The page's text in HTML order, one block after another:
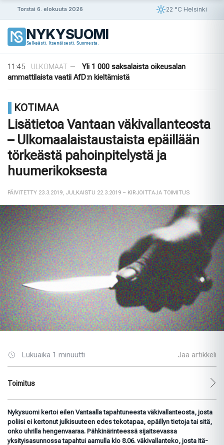
Torstai 6. elokuuta 2026 22 °C Helsinki
NYKYSUOMI
Selkeästi. Itsenäisesti. Suomesta.
rahapelaamisesta
13:30
ULKOMAAT —
Neljää 15-vuotiasta vastaan nostettu
syytteet SiS-laitoksen mellakan jäl ...
11:45
ULKOMAAT —
Yli 1 000 saksalaista oikeusalan
ammattilaista vaatii AfD:n kieltämistä
09:56
Ensimmäinen tiikeri vapautettu
09:30
ULKOMAAT
sato
08:18
ULKOMAAT —
Islanti varoittaa nuorten lisääntyneestä
rahapelaamisesta
13:30
ULKOMAAT —
Neljää 15-vuotiasta vastaan nostettu
syytteet SiS-laitoksen mellakan jäl ...
KOTIMAA
Lisätietoa Vantaan väkivallanteosta
– Ulkomaalaistaustaista epäillään
törkeästä pahoinpitelystä ja
huumerikoksesta
PÄIVITETTY 23.3.2019 JULKAISTU 22.3.2019 – KIRJOITTAJA TOIMITUS
Lukuaika 1 minuutti Jaa artikkeli
Toimitus
Nykysuomi kertoi eilen Vantaalla tapahtuneesta väkivallanteosta, josta
poliisi ei kertonut julkisuuteen edes tekotapaa, epäillyn tietoja tai sitä,
onko uhrilla hengenvaaraa. Pähkinärinteessä sijaitsevassa
yksityisasunnossa tapahtui aamulla klo 8.06. väkivallanteko, josta Itä-